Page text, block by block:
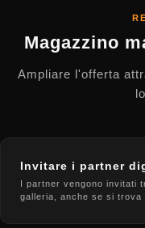
Magazzino
Ampliare l'offerta
Invitare i partner
I partner vengono invitati
galleria, anche se si trova